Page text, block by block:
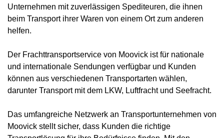
Unternehmen mit zuverlässigen Spediteuren, die ihnen
beim Transport ihrer Waren von einem Ort zum anderen
helfen.
Der Frachttransportservice von Moovick ist für nationale
und internationale Sendungen verfügbar und Kunden
können aus verschiedenen Transportarten wählen,
darunter Transport mit dem LKW, Luftfracht und Seefracht.
Das umfangreiche Netzwerk an Transportunternehmen von
Moovick stellt sicher, dass Kunden die richtige